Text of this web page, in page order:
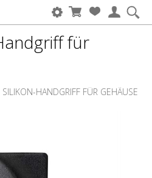
für
SILIKON-HANDGRIFF FÜR GEHÄUSE